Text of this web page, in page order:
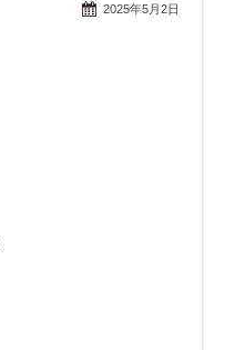
2025年5月2日